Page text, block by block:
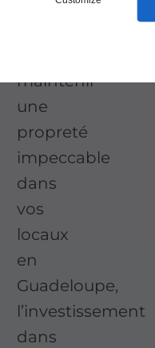
maintenir
une
propreté
impeccable
dans
vos
locaux
en
Guadeloupe,
l’investissement
dans